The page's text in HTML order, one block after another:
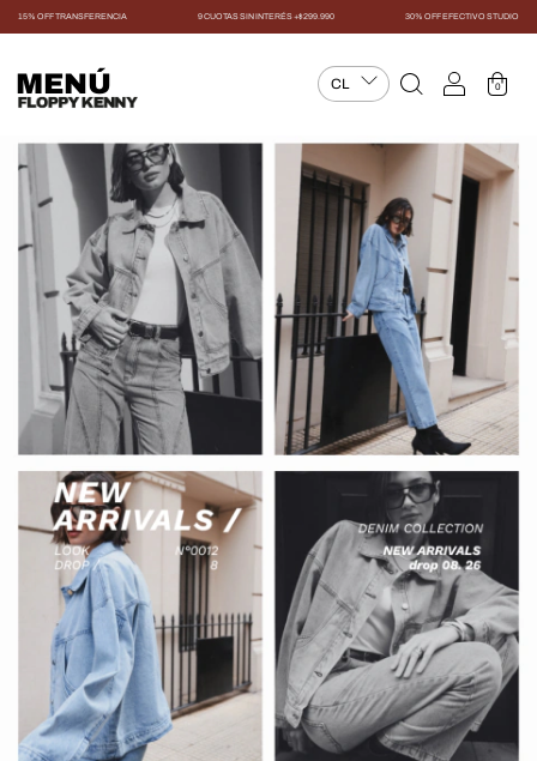
15% OFF TRANSFERENCIA 9 CUOTAS SIN INTERÉS +$299.990 30% OFF EFECTIVO STUDIO
MENÚ 0